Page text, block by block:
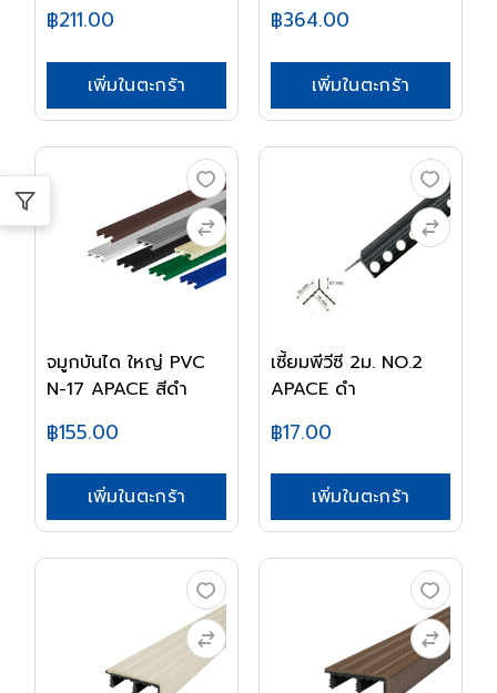
฿211.00
เพิ่มในตะกร้า
฿364.00
เพิ่มในตะกร้า
จมูกบันได ใหญ่ PVC
N-17 APACE สีดำ
฿155.00
เพิ่มในตะกร้า
เซี้ยมพีวีซี 2ม. NO.2
APACE ดำ
฿17.00
เพิ่มในตะกร้า